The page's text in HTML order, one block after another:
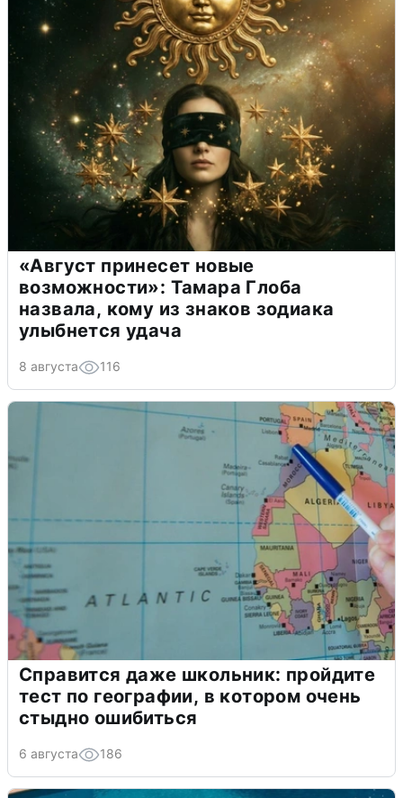
«Август принесет новые
возможности»: Тамара Глоба
назвала, кому из знаков зодиака
улыбнется удача
8 августа 116
Справится даже школьник: пройдите
тест по географии, в котором очень
стыдно ошибиться
6 августа 186